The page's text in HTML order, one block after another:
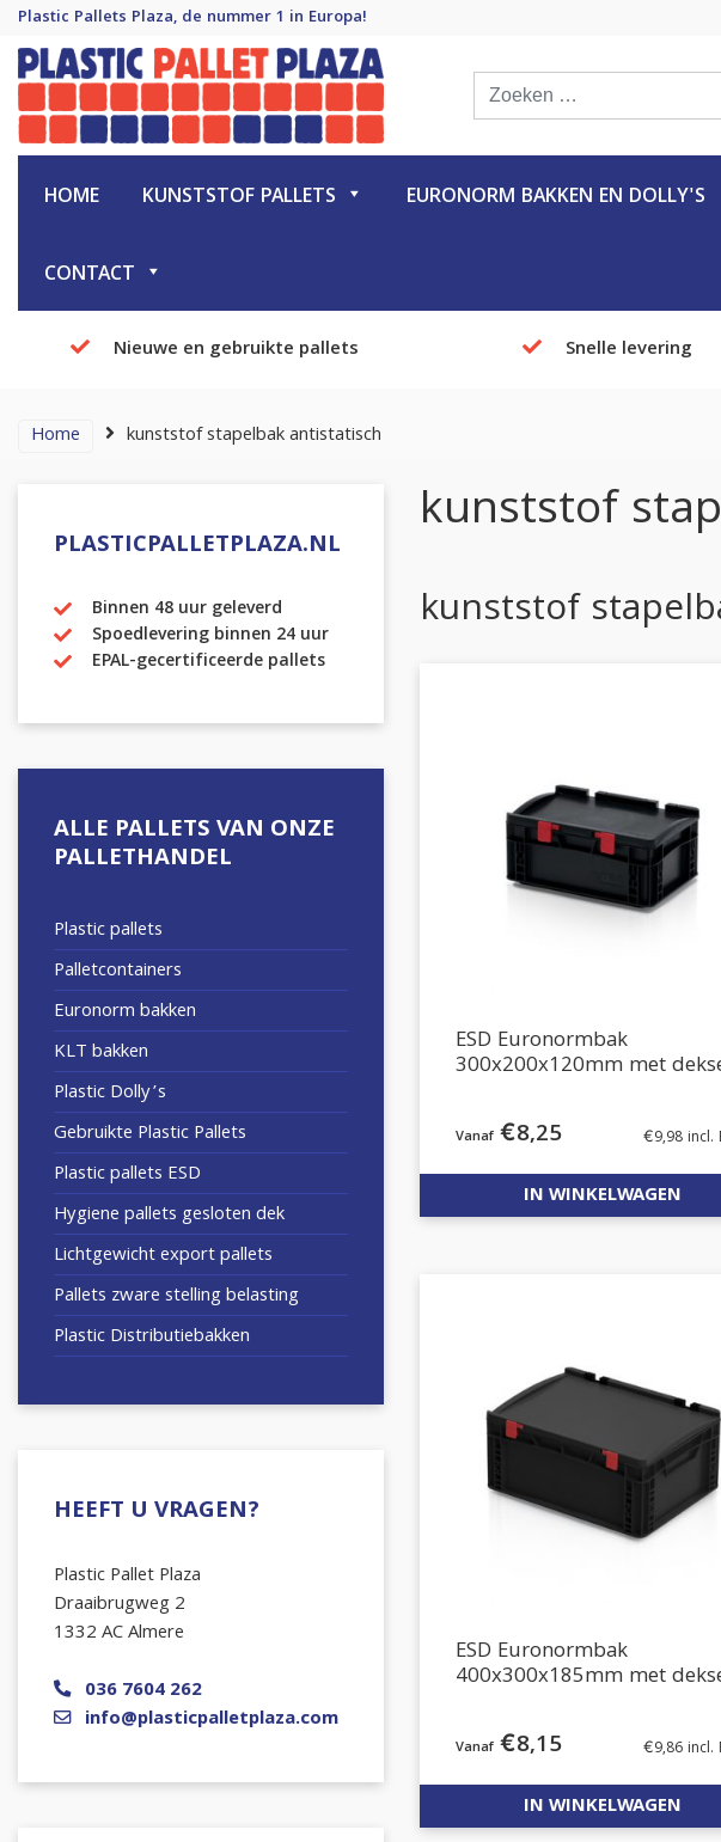
Plastic Pallets Plaza, de nummer 1 in Europa!
Plastic Pallet Plaza
Plastic Pallets Plaza, de nummer 1 in Europa!
HOME KUNSTSTOF PALLETS EURONORM BAKKEN EN DOLLY'S
CONTACT
Nieuwe en gebruikte pallets Snelle levering
Home kunststof stapelbak antistatisch
PLASTICPALLETPLAZA.NL
Binnen 48 uur geleverd
Spoedlevering binnen 24 uur
EPAL-gecertificeerde pallets
ALLE PALLETS VAN ONZE
PALLETHANDEL
Plastic pallets
Palletcontainers
Euronorm bakken
KLT bakken
Plastic Dolly’s
Gebruikte Plastic Pallets
Plastic pallets ESD
Hygiene pallets gesloten dek
Lichtgewicht export pallets
Pallets zware stelling belasting
Plastic Distributiebakken
HEEFT U VRAGEN?
Plastic Pallet Plaza
Draaibrugweg 2
1332 AC Almere
036 7604 262
info@plasticpalletplaza.com
kunststof
kunststof
ESD Euronormbak
300x200x120mm met
€8,25 €9,98incl.
IN WINKELWAGEN
ESD Euronormbak
400x300x185mm met
€8,15 €9,86incl.
IN WINKELWAGEN